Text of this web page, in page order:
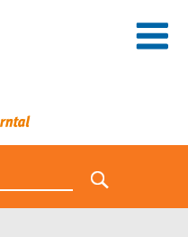
Suche